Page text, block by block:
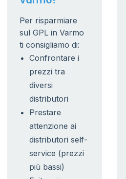
Per risparmiare
sul GPL in Varmo
ti consigliamo di:
Confrontare i
prezzi tra
diversi
distributori
Prestare
attenzione ai
distributori self-
service (prezzi
più bassi)